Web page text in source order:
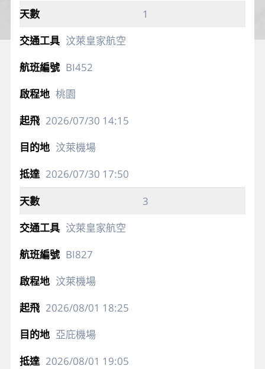
1
汶萊皇家航空
BI452
桃園
2026/07/30 14:15
汶萊機場
2026/07/30 17:50
3
汶萊皇家航空
BI827
汶萊機場
2026/08/01 18:25
亞庇機場
2026/08/01 19:05